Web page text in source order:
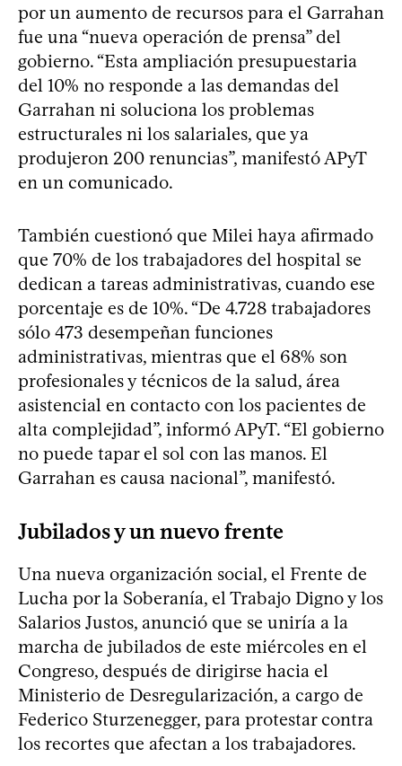
por un aumento de recursos para el Garrahan
fue una “nueva operación de prensa” del
gobierno. “Esta ampliación presupuestaria
del 10% no responde a las demandas del
Garrahan ni soluciona los problemas
estructurales ni los salariales, que ya
produjeron 200 renuncias”, manifestó APyT
en un comunicado.
También cuestionó que Milei haya afirmado
que 70% de los trabajadores del hospital se
dedican a tareas administrativas, cuando ese
porcentaje es de 10%. “De 4.728 trabajadores
sólo 473 desempeñan funciones
administrativas, mientras que el 68% son
profesionales y técnicos de la salud, área
asistencial en contacto con los pacientes de
alta complejidad”, informó APyT. “El gobierno
no puede tapar el sol con las manos. El
Garrahan es causa nacional”, manifestó.
Jubilados y un nuevo frente
Una nueva organización social, el Frente de
Lucha por la Soberanía, el Trabajo Digno y los
Salarios Justos, anunció que se uniría a la
marcha de jubilados de este miércoles en el
Congreso, después de dirigirse hacia el
Ministerio de Desregularización, a cargo de
Federico Sturzenegger, para protestar contra
los recortes que afectan a los trabajadores.